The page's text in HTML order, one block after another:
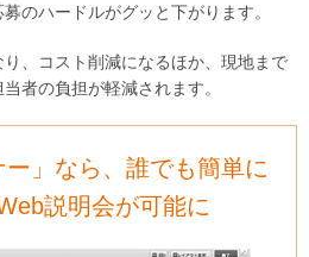
のハードルがグッと下がります。
、コスト削減になるほか、現地まで
者の負担が軽減されます。
ー」なら、誰でも簡単に
説明会が可能に